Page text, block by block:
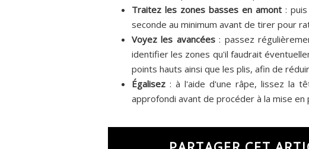
Traitez les zones basses en amont: puis
seconde au minimum avant de tirer pour
Voyez les avancées: passez
identifier les zones qu'il faudrait
points hauts ainsi que les plis, afin de
Égalisez: à l'aide d'une râpe, lissez la
approfondi avant de procéder à la mise